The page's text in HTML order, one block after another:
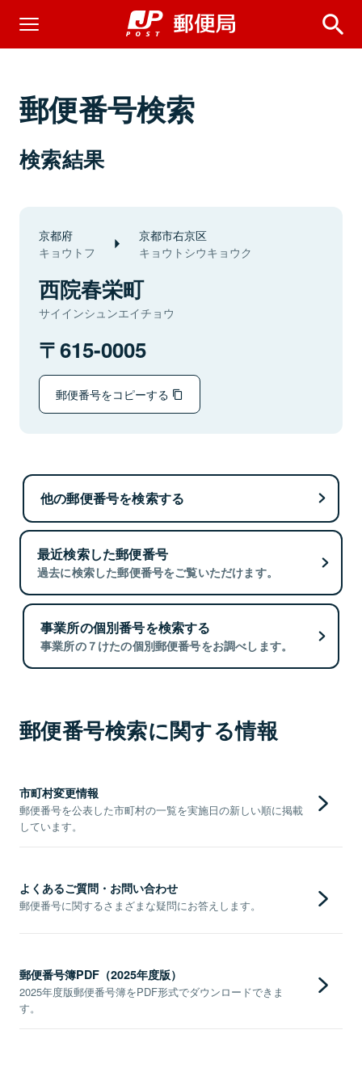
郵便番号検索
検索結果
京都府
キョウトフ
京都市右京区
キョウトシウキョウク
西院春栄町
サイインシュンエイチョウ
615-0005
郵便番号をコピーする
他の郵便番号を検索する
最近検索した郵便番号
過去に検索した郵便番号をご覧いただけます。
事業所の個別番号を検索する
事業所の７けたの個別郵便番号をお調べします。
郵便番号検索に関する情報
市町村変更情報
郵便番号を公表した市町村の一覧を実施日の新しい順に掲載
しています。
よくあるご質問・お問い合わせ
郵便番号に関するさまざまな疑問にお答えします。
郵便番号簿PDF（2025年度版）
2025年度版郵便番号簿をPDF形式でダウンロードできま
す。